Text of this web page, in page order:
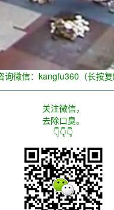
询微信：kangfu360（长按复
关注微信，
去除口臭。
👇👇👇